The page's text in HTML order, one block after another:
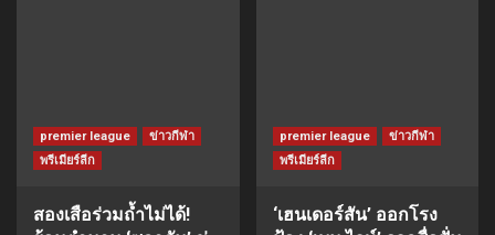
premier league
ข่าวกีฬา
พรีเมียร์ลีก
สองเสือร่วมถ้ำไม่ได้!
premier league
ข่าวกีฬา
พรีเมียร์ลีก
‘เฮนเดอร์สัน’ ออกโรง